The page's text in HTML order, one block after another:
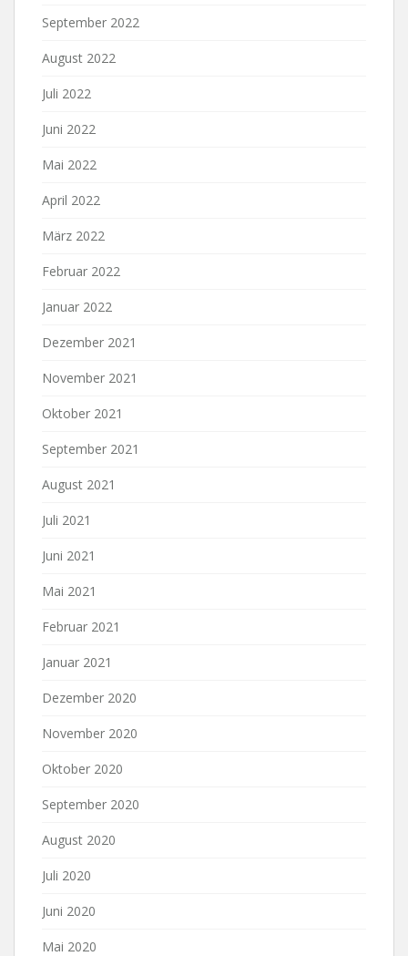
September 2022
August 2022
Juli 2022
Juni 2022
Mai 2022
April 2022
März 2022
Februar 2022
Januar 2022
Dezember 2021
November 2021
Oktober 2021
September 2021
August 2021
Juli 2021
Juni 2021
Mai 2021
Februar 2021
Januar 2021
Dezember 2020
November 2020
Oktober 2020
September 2020
August 2020
Juli 2020
Juni 2020
Mai 2020